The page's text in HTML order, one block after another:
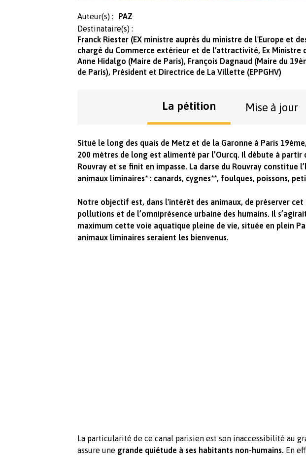
Auteur(s) :
PAZ
Destinataire(s) :
Franck Riester (EX ministre auprès du ministre de l'Europe et
chargé du Commerce extérieur et de l'attractivité, Ex Ministre
Anne Hidalgo (Maire de Paris), François Dagnaud (Maire du
de Paris), Président et Directrice de La Villette (EPPGHV)
La pétition Mise à jour
Situé le long des quais de Metz et de la Garonne à Paris
200 mètres de long est alimenté par l’Ourcq. Il débute à partir
Rouvray et se finit en impasse. La darse du Rouvray constitue
animaux liminaires* : canards, cygnes**, foulques, poissons,
Notre objectif est, dans l'intérêt des animaux, de préserver cet
pollutions et de l’omniprésence urbaine des humains. Il
maximum cette voie aquatique pleine de vie, située en plein
animaux liminaires seraient les bienvenus.
La particularité de ce canal parisien est son inaccessibilité au
assure une grande quiétude à ses habitants non-humains. En